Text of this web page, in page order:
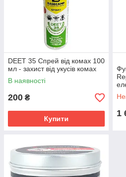
DEET 35 Спрей від комах 100
мл - захист від укусів комах
В наявності
200 ₴
Купити
1